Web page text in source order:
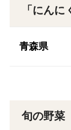
「にん
青森県
旬の野菜